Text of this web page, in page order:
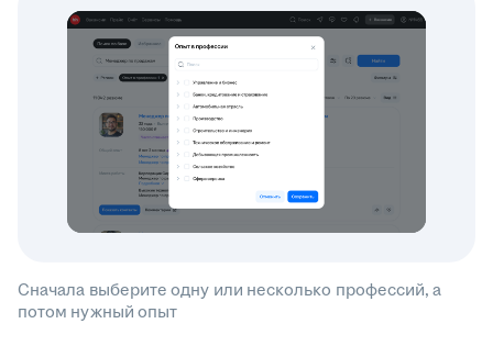
Сначала выберите одну или несколько профессий, а
потом нужный опыт